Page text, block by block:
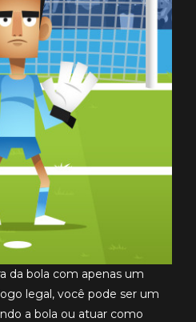
da bola com apenas um
legal, você pode ser um
a bola ou atuar como